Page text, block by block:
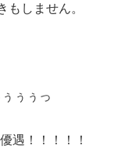
もしません。
ぅぅっ
遇！！！！！